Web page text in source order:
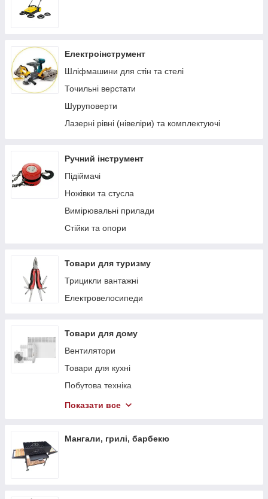
Електроінструмент
Шліфмашини для стін та стелі
Точильні верстати
Шуруповерти
Лазерні рівні (нівеліри) та комплектуючі
Ручний інструмент
Підіймачі
Ножівки та стусла
Вимірювальні прилади
Стійки та опори
Товари для туризму
Трицикли вантажні
Електровелосипеди
Товари для дому
Вентилятори
Товари для кухні
Побутова техніка
Теплові гармати
Стелажі
Показати все
Мангали, грилі, барбекю